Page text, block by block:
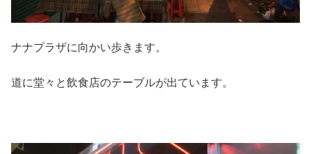
ナナプラザに向かい歩きます。
道に堂々と飲食店のテーブルが出ています。